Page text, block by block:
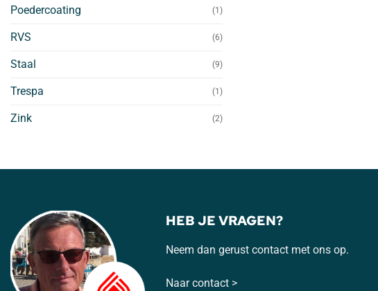
Poedercoating (1)
RVS (6)
Staal (9)
Trespa (1)
Zink (2)
HEB JE VRAGEN?
Neem dan gerust contact met ons op.
Naar contact >